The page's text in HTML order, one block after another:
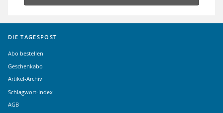
DIE TAGESPOST
Abo bestellen
Geschenkabo
Artikel-Archiv
Schlagwort-Index
AGB